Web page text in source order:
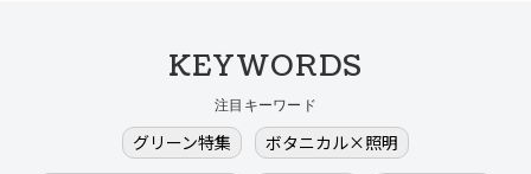
KEYWORDS
注目キーワード
グリーン特集
ボタニカル×照明